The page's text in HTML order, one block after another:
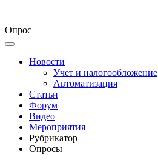
Опрос
Новости
Учет и налогообложение
Автоматизация
Статьи
Форум
Видео
Мероприятия
Рубрикатор
Опросы